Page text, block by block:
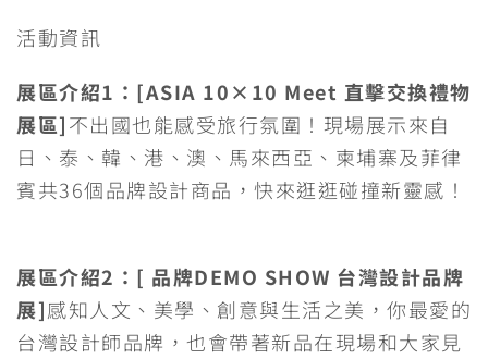
活動資訊
展區介紹1：[ASIA 10×10 Meet 直擊交換禮物
展區]不出國也能感受旅行氛圍！現場展示來自
日、泰、韓、港、澳、馬來西亞、柬埔寨及菲律
賓共36個品牌設計商品，快來逛逛碰撞新靈感！
展區介紹2：[ 品牌DEMO SHOW 台灣設計品牌
展]感知人文、美學、創意與生活之美，你最愛的
台灣設計師品牌，也會帶著新品在現場和大家見